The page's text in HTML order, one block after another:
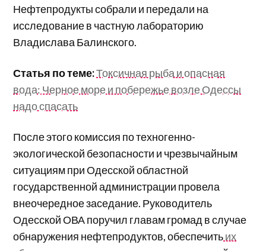
Нефтепродукты собрали и передали на
исследование в частную лабораторию
Владислава Балинского.
Статья по теме:Токсичная рыба и опасная
вода: Черное море и побережье возле Одессы
надо спасать
После этого комиссия по техногенно-
экологической безопасности и чрезвычайным
ситуациям при Одесской областной
государственной администрации провела
внеочередное заседание. Руководитель
Одесской ОВА поручил главам громад в случае
обнаружения нефтепродуктов, обеспечитьих